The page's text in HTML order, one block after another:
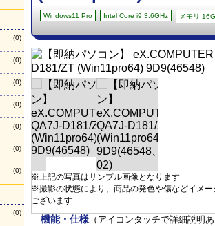
(0)
(0)
(0)
(0)
(0)
(0)
(0)
(0)
Windows11 Pro Intel Core i9 3.6GHz メモリ
※上記の写真はサンプル画像となります
※撮影の状態により、商品の発色や傷などイメー
ございます
機能・仕様 （アイコンタッチで詳細説明あ